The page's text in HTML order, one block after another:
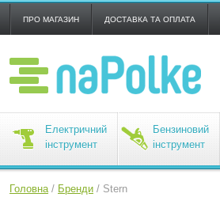
ПРО МАГАЗИН ДОСТАВКА ТА ОПЛАТА
Електричний
інструмент
Бензиновий
інструмент
Головна/ Бренди / Stern